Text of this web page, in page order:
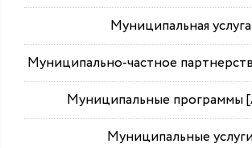
Муниципальная услуга
Муниципально-частное
Муниципальные программы
Муниципальные